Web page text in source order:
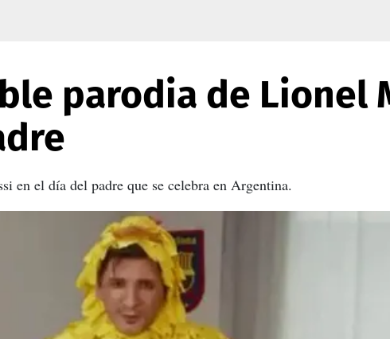
parodia de Lionel
el día del padre que se celebra en Argentina.